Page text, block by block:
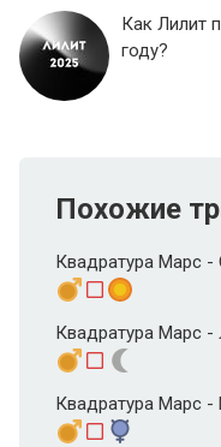
Как Лилит
году?
Похожие
Квадратура Марс -
Квадратура Марс -
Квадратура Марс -